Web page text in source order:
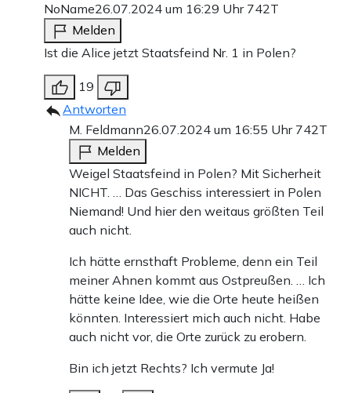
NoName26.07.2024 um 16:29 Uhr 742T
Melden
Ist die Alice jetzt Staatsfeind Nr. 1 in Polen?
19
Antworten
M. Feldmann26.07.2024 um 16:55 Uhr 742T
Melden
Weigel Staatsfeind in Polen? Mit Sicherheit
NICHT. … Das Geschiss interessiert in Polen
Niemand! Und hier den weitaus größten Teil
auch nicht.
Ich hätte ernsthaft Probleme, denn ein Teil
meiner Ahnen kommt aus Ostpreußen. … Ich
hätte keine Idee, wie die Orte heute heißen
könnten. Interessiert mich auch nicht. Habe
auch nicht vor, die Orte zurück zu erobern.
Bin ich jetzt Rechts? Ich vermute Ja!